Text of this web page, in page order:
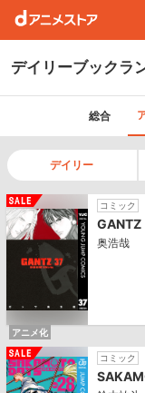
デイリーブックラ
総合
デイリー
コミック
GANTZ
奥浩哉
アニメ化
コミック